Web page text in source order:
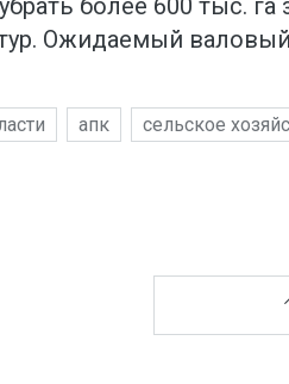
более 600 тыс. га
Ожидаемый
апк сельское